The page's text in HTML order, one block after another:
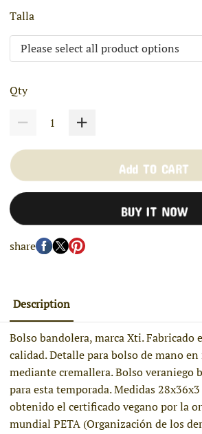
Talla
Qty
Add TO CART
BUY IT NOW
share
Description
Bolso bandolera, marca Xti. Fabricado
calidad. Detalle para bolso de mano en
mediante cremallera. Bolso veraniego
para esta temporada. Medidas
obtenido el certificado vegano por la
mundial PETA (Organización de los